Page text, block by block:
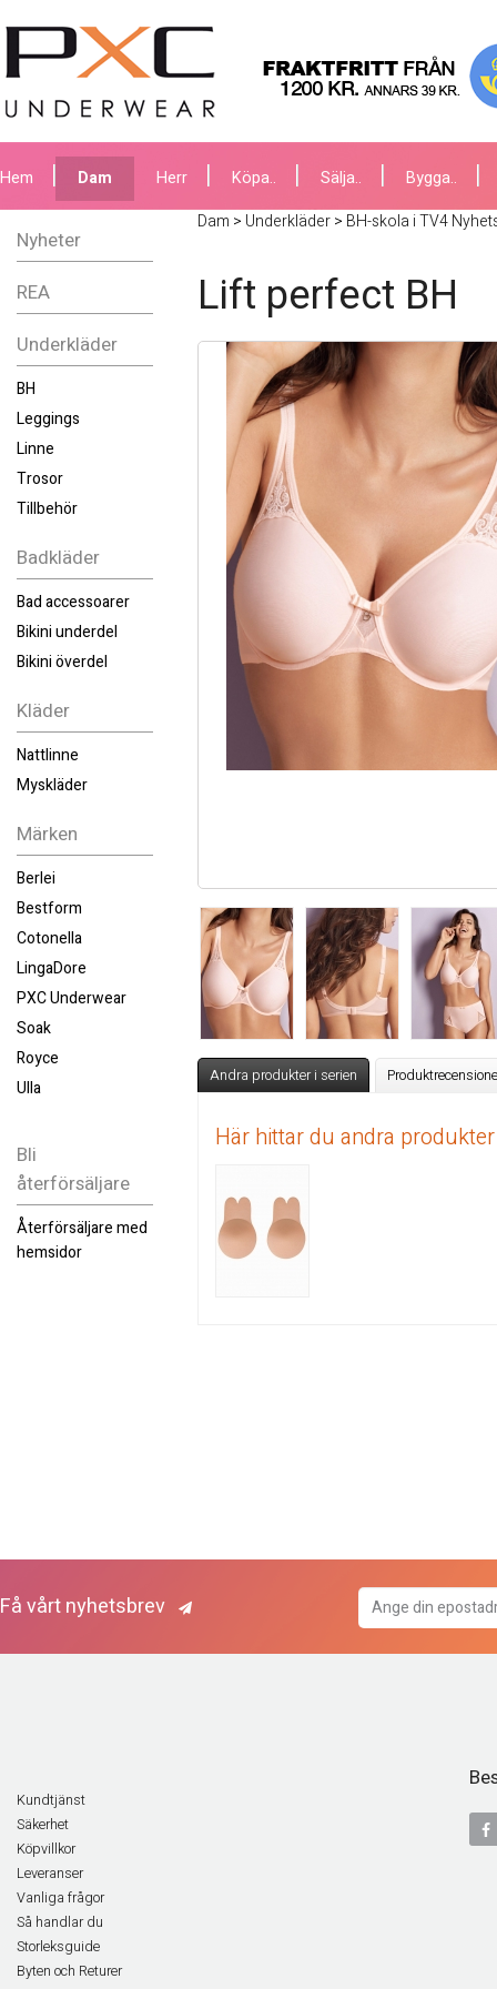
Hem Dam Herr Köpa.. Sälja.. Bygga..
Nyheter
REA
Underkläder
BH
Leggings
Linne
Trosor
Tillbehör
Badkläder
Bad accessoarer
Bikini underdel
Bikini överdel
Kläder
Nattlinne
Myskläder
Märken
Berlei
Bestform
Cotonella
LingaDore
PXC Underwear
Soak
Royce
Ulla
Bli
återförsäljare
Återförsäljare med
hemsidor
Dam > Underkläder> BH-skola i TV4
Lift perfect BH
Andra produkter i serien
Här hittar du andra
Få vårt nyhetsbrev
Kundtjänst
Säkerhet
Köpvillkor
Leveranser
Vanliga frågor
Så handlar du
Storleksguide
Byten och Returer